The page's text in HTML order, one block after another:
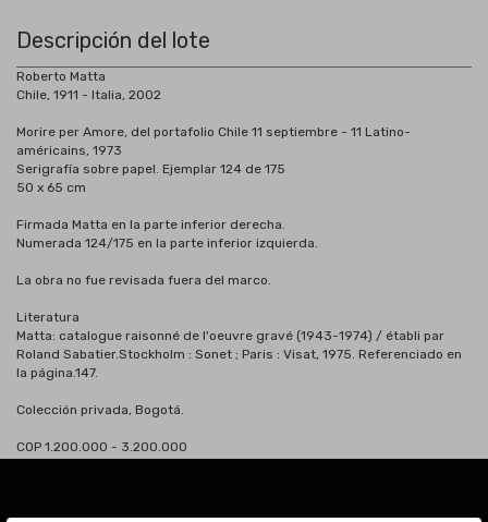
Descripción del lote
Roberto Matta
Chile, 1911 - Italia, 2002
Morire per Amore, del portafolio Chile 11 septiembre - 11 Latino-
américains, 1973
Serigrafía sobre papel. Ejemplar 124 de 175
50 x 65 cm
Firmada Matta en la parte inferior derecha.
Numerada 124/175 en la parte inferior izquierda.
La obra no fue revisada fuera del marco.
Literatura
Matta: catalogue raisonné de l'oeuvre gravé (1943-1974) / établi par
Roland Sabatier.Stockholm : Sonet ; Paris : Visat, 1975. Referenciado en
la página.147.
Colección privada, Bogotá.
COP 1.200.000 - 3.200.000